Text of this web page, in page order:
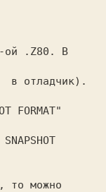
ой .Z80. В
в отладчик).
то можно